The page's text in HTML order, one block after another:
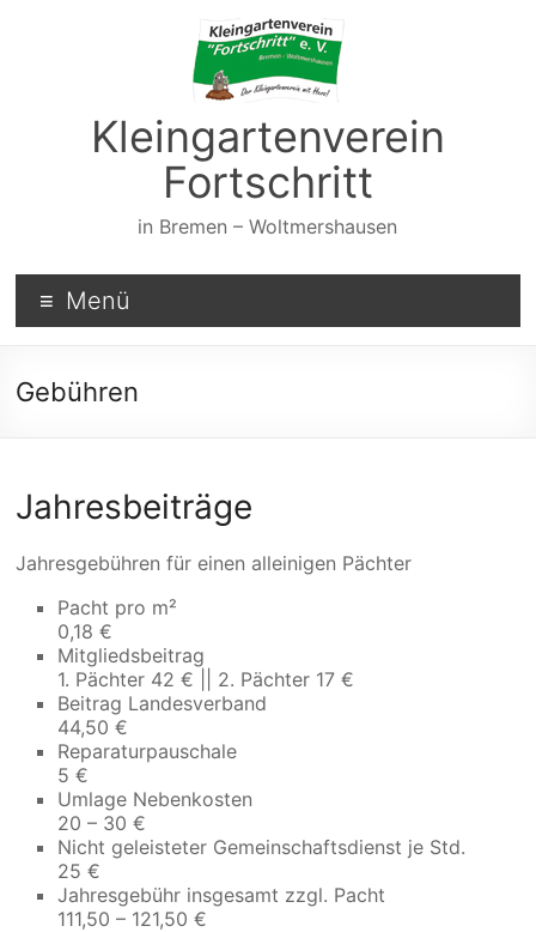
Kleingartenverein
Fortschritt
in Bremen – Woltmershausen
Menü
Gebühren
Jahresbeiträge
Jahresgebühren für einen alleinigen Pächter
Pacht pro m²
0,18 €
Mitgliedsbeitrag
1. Pächter 42 € || 2. Pächter 17 €
Beitrag Landesverband
44,50 €
Reparaturpauschale
5 €
Umlage Nebenkosten
20 – 30 €
Nicht geleisteter Gemeinschaftsdienst je Std.
25 €
Jahresgebühr insgesamt zzgl. Pacht
111,50 – 121,50 €